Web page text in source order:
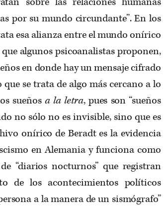
por su mundo circundante”. En los
esa alianza entre el mundo onírico
algunos psicoanalistas proponen,
en donde hay un mensaje cifrado
se trata de algo más cercano a lo
sueños a la letra, pues son “sueños
no sólo no es invisible, sino que es
onírico de Beradt es la evidencia
en Alemania y funciona como
“diarios nocturnos” que registran
de los acontecimientos políticos
a la manera de un sismógrafo”